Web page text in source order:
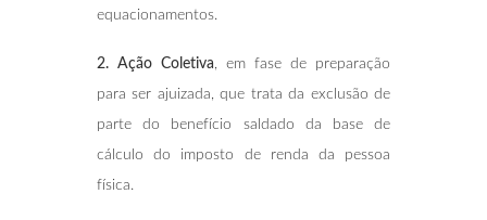
equacionamentos.
2. Ação Coletiva , em fase de preparação
para ser ajuizada, que trata da exclusão de
parte do benefício saldado da base de
cálculo do imposto de renda da pessoa
física.